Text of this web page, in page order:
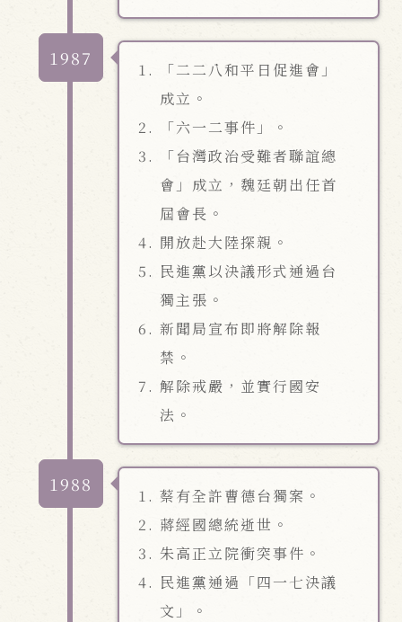
1987
「二二八和平日促進會」
成立。
「六一二事件」。
「台灣政治受難者聯誼總
會」成立，魏廷朝出任首
屆會長。
開放赴大陸探親。
民進黨以決議形式通過台
獨主張。
新聞局宣布即將解除報
禁。
解除戒嚴，並實行國安
法。
1988
蔡有全許曹德台獨案。
蔣經國總統逝世。
朱高正立院衝突事件。
民進黨通過「四一七決議
文」。